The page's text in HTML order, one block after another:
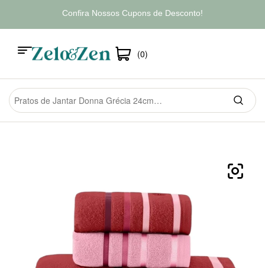
Confira Nossos Cupons de Desconto!
(0)